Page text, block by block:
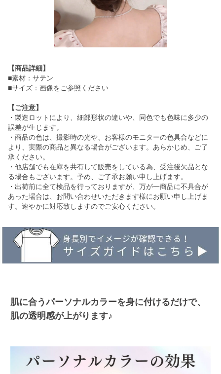
【商品詳細】
■素材：サテン
■サイズ：画像をご参照ください
【ご注意】
・製造ロットにより、細部形状の違いや、同色でも色味に多少の
誤差が生じます。
・商品の色は、撮影時の光や、お客様のモニターの色具合などに
より、実際の商品と異なる場合がございます。あらかじめ、ご了
承ください。
・他店舗でも在庫を共有して販売をしている為、受注後欠品とな
る場合もございます。予め、ご了承お願い申し上げます。
・出荷前に全て検品を行っておりますが、万が一商品に不具合が
あった場合は、お問い合わせいただきます様にお願い申し上げま
す。速やかに対応致しますのでご安心ください。
肌に合うパーソナルカラーを身に付けるだけで、
肌の透明感が上がります♪